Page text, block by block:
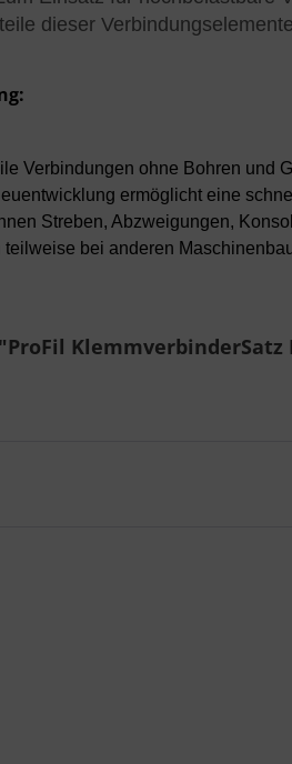
dieser
Verbindungen ohne Bohren
ermöglicht eine
Streben, Abzweigungen,
bei anderen
KlemmverbinderSatz